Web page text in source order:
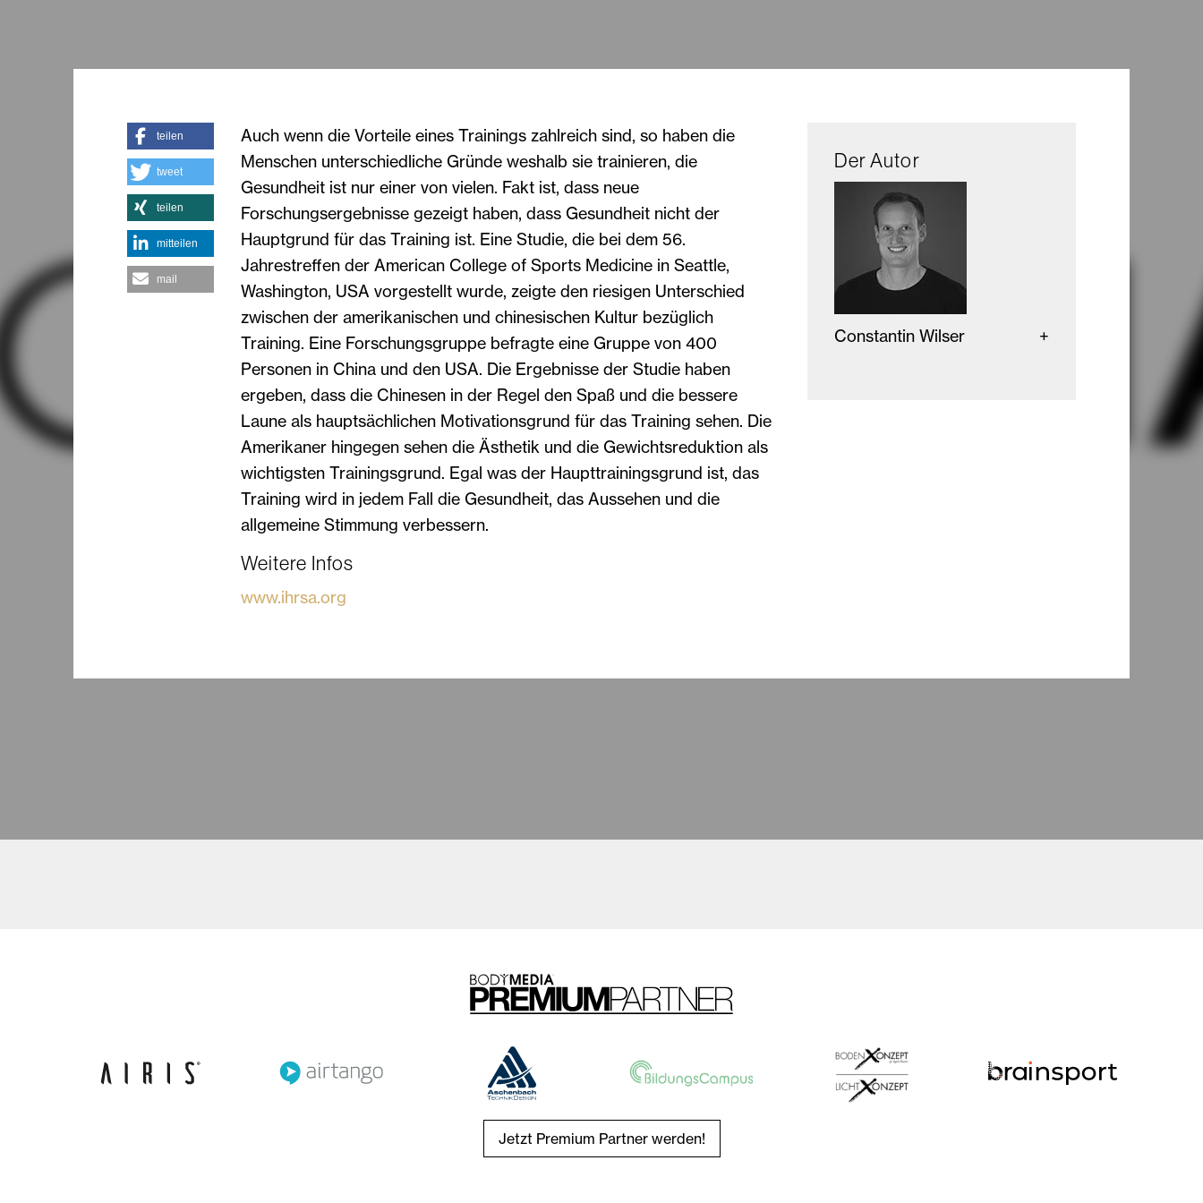
Auch wenn die Vorteile eines Trainings zahlreich sind, so haben die
Menschen unterschiedliche Gründe weshalb sie trainieren, die
Gesundheit ist nur einer von vielen. Fakt ist, dass neue
Forschungsergebnisse gezeigt haben, dass Gesundheit nicht der
Hauptgrund für das Training ist. Eine Studie, die bei dem 56.
Jahrestreffen der American College of Sports Medicine in Seattle,
Washington, USA vorgestellt wurde, zeigte den riesigen Unterschied
zwischen der amerikanischen und chinesischen Kultur bezüglich
Training. Eine Forschungsgruppe befragte eine Gruppe von 400
Personen in China und den USA. Die Ergebnisse der Studie haben
ergeben, dass die Chinesen in der Regel den Spaß und die bessere
Laune als hauptsächlichen Motivationsgrund für das Training sehen. Die
Amerikaner hingegen sehen die Ästhetik und die Gewichtsreduktion als
wichtigsten Trainingsgrund. Egal was der Haupttrainingsgrund ist, das
Training wird in jedem Fall die Gesundheit, das Aussehen und die
allgemeine Stimmung verbessern.
Weitere Infos
www.ihrsa.org
teilen
tweet
teilen
mitteilen
mail
Der Autor
Constantin Wilser
Jetzt Premium Partner werden!